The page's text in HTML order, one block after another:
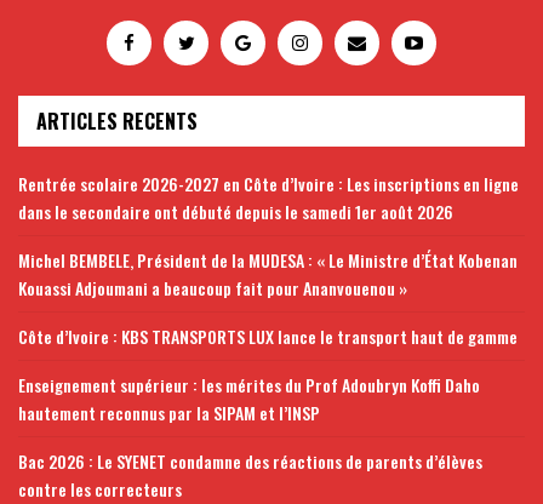
ARTICLES RECENTS
Rentrée scolaire 2026-2027 en Côte d’Ivoire : Les inscriptions en ligne
dans le secondaire ont débuté depuis le samedi 1er août 2026
Michel BEMBELE, Président de la MUDESA : « Le Ministre d’État Kobenan
Kouassi Adjoumani a beaucoup fait pour Ananvouenou »
Côte d’Ivoire : KBS TRANSPORTS LUX lance le transport haut de gamme
Enseignement supérieur : les mérites du Prof Adoubryn Koffi Daho
hautement reconnus par la SIPAM et l’INSP
Bac 2026 : Le SYENET condamne des réactions de parents d’élèves
contre les correcteurs